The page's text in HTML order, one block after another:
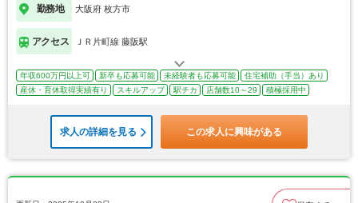
勤務地 大阪府 枚方市
アクセス ＪＲ片町線 藤阪駅
年収600万円以上可 新卒も応募可能 未経験者も応募可能
住宅補助（手当）あり
産休・育休取得実績有り
スキルアップ 駅チカ 店舗数10～29 積極採用中
求人の詳細を見る この求人に興味がある